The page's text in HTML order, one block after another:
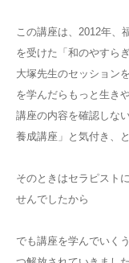
この講座は、2012年、
を受けた「和のやすら
大塚先生のセッション
を学んだらもっと生き
講座の内容を確認しな
養成講座」と気付き、
そのときはセラピスト
せんでしたから
でも講座を学んでいく